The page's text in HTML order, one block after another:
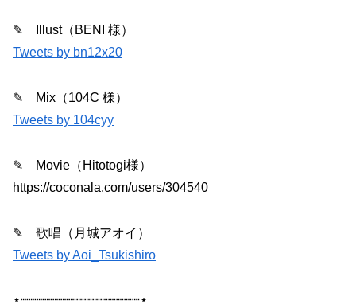
✎ Illust（BENI 様）
Tweets by bn12x20
✎ Mix（104C 様）
Tweets by 104cyy
✎ Movie（Hitotogi様）
https://coconala.com/users/304540
✎ 歌唱（月城アオイ）
Tweets by Aoi_Tsukishiro
⋆┈┈┈┈┈┈┈┈┈┈┈┈┈┈┈⋆